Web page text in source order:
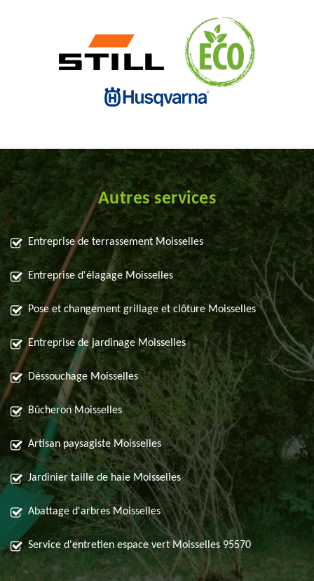
Autres services
Entreprise de terrassement Moisselles
Entreprise d'élagage Moisselles
Pose et changement grillage et clôture Moisselles
Entreprise de jardinage Moisselles
Déssouchage Moisselles
Bûcheron Moisselles
Artisan paysagiste Moisselles
Jardinier taille de haie Moisselles
Abattage d'arbres Moisselles
Service d'entretien espace vert Moisselles 95570